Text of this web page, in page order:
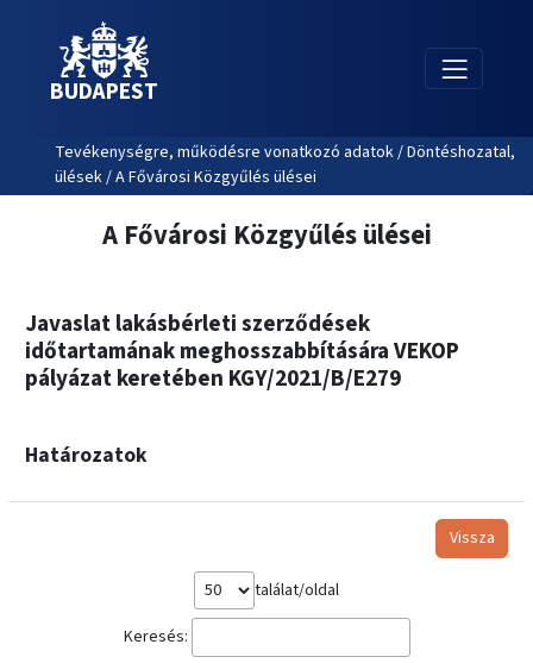
BUDAPEST
Tevékenységre, működésre vonatkozó adatok / Döntéshozatal,
ülések / A Fővárosi Közgyűlés ülései
A Fővárosi Közgyűlés ülései
Javaslat lakásbérleti szerződések
időtartamának meghosszabbítására VEKOP
pályázat keretében KGY/2021/B/E279
Határozatok
Vissza
találat/oldal
Keresés: